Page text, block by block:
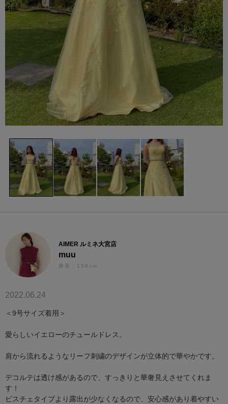
AIMER ルミネ大宮店
muu
身長：158cm
2022.06.24
＜9号サイズ着用＞
愛らしいイエローのチュールドレス。
肩から流れるようなリーフ刺繍のデザインが立体的で華やかです。
デコルテは透け感があるので、すっきりと華奢見えさせてくれま
す！
ビスチェタイプより露出が少なくなるので、安心感があり着やすい